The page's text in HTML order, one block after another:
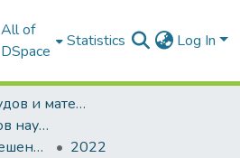
All of
DSpace
Statistics Log In
Сборники трудов и материалов конференций
Статьи из сборников научных трудов
Инновационные решения в технологиях и механизации сельскохозяйственного производства
2022